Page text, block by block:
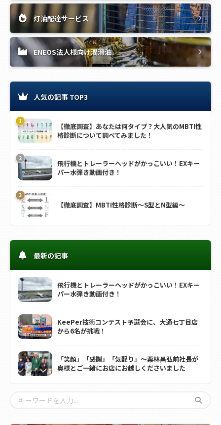
灯油配達サービス
ENEOS法人様向け潤滑油
人気の記事 TOP3
【徹底調査】あなたは何タイプ？大人気のMBTI性
格診断について調べてみました！
飛行機とトレーラーヘッドがかっこいい！EXキー
パー水弾き動画付き！
【徹底調査】MBTI性格診断～S型とN型編～
最新の記事
飛行機とトレーラーヘッドがかっこいい！EXキー
パー水弾き動画付き！
KeePer技術コンテスト予選会に、大通七丁目店
から6名が挑戦！
「笑顔」「感謝」「気配り」～栗林昌弘前社長が
奥様とご一緒にお店にお越しくださいました